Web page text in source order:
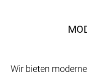
Wir bieten